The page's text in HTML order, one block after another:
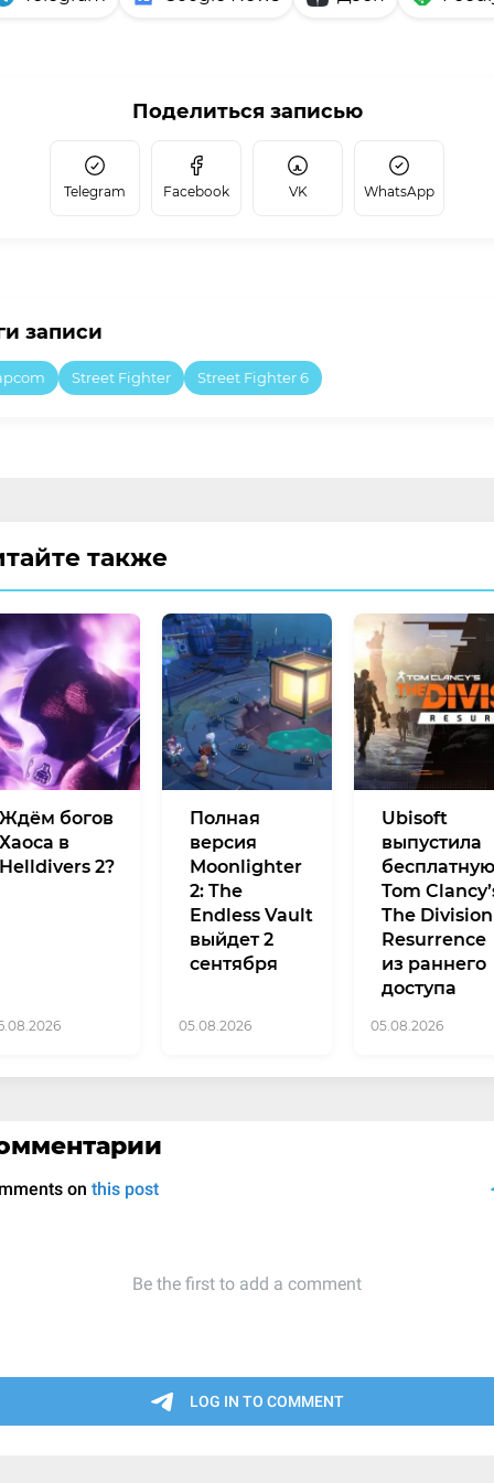
Поделиться записью
Telegram Facebook VK WhatsApp
записи
Street Fighter Street Fighter 6
также
Ждём богов
Хаоса в
Helldivers 2?
Полная
версия
Moonlighter
2: The
Endless Vault
выйдет 2
сентября
05.08.2026
Ubisoft
выпустила
бесплатную
Tom
The Division
Resurrence
из раннего
доступа
05.08.2026